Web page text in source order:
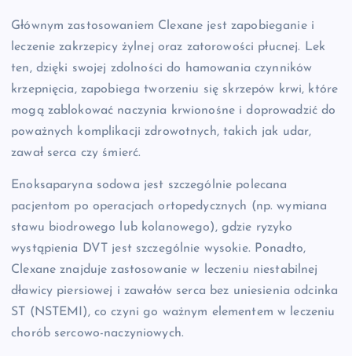
Głównym zastosowaniem Clexane jest zapobieganie i
leczenie zakrzepicy żylnej oraz zatorowości płucnej. Lek
ten, dzięki swojej zdolności do hamowania czynników
krzepnięcia, zapobiega tworzeniu się skrzepów krwi, które
mogą zablokować naczynia krwionośne i doprowadzić do
poważnych komplikacji zdrowotnych, takich jak udar,
zawał serca czy śmierć.
Enoksaparyna sodowa jest szczególnie polecana
pacjentom po operacjach ortopedycznych (np. wymiana
stawu biodrowego lub kolanowego), gdzie ryzyko
wystąpienia DVT jest szczególnie wysokie. Ponadto,
Clexane znajduje zastosowanie w leczeniu niestabilnej
dławicy piersiowej i zawałów serca bez uniesienia odcinka
ST (NSTEMI), co czyni go ważnym elementem w leczeniu
chorób sercowo-naczyniowych.